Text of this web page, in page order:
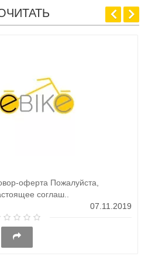
оферта Пожалуйста,
соглаш..
07.11.2019